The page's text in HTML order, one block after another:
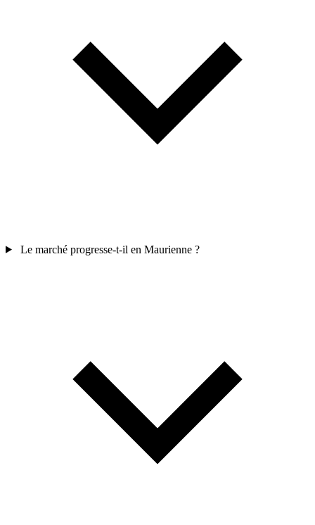
Le marché progresse-t-il en Maurienne ?